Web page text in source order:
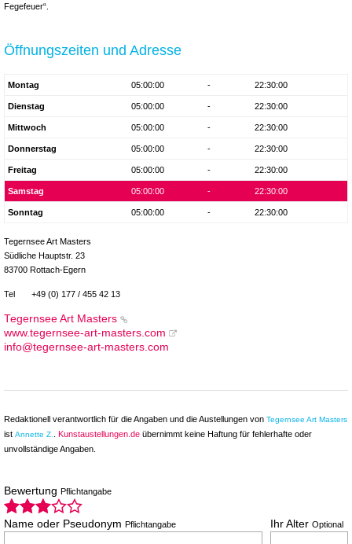
Fegefeuer“.
Öffnungszeiten und Adresse
Montag 05:00:00 - 22:30:00
Dienstag 05:00:00 - 22:30:00
Mittwoch 05:00:00 - 22:30:00
Donnerstag 05:00:00 - 22:30:00
Freitag 05:00:00 - 22:30:00
Samstag 05:00:00 - 22:30:00
Sonntag 05:00:00 - 22:30:00
Tegernsee Art Masters
Südliche Hauptstr. 23
83700 Rottach-Egern
Tel +49 (0) 177 / 455 42 13
Tegernsee Art Masters
www.tegernsee-art-masters.com
info@tegernsee-art-masters.com
Redaktionell verantwortlich für die Angaben und die Austellungen von Tegernsee Art Masters
ist Annette Z. Kunstaustellungen.de übernimmt keine Haftung für fehlerhafte oder
unvollständige Angaben.
Bewertung Pflichtangabe
Name oder Pseudonym Pflichtangabe Ihr Alter Optional